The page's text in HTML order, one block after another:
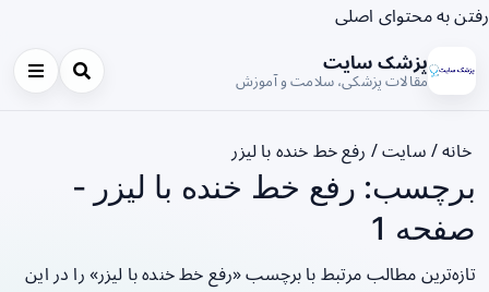
رفتن به محتوای اصلی
پزشک سایت
مقالات پزشکی، سلامت و آموزش
خانه/ سایت/ رفع خط خنده با لیزر
برچسب: رفع خط خنده با لیزر -
صفحه 1
تازه‌ترین مطالب مرتبط با برچسب «رفع خط خنده با لیزر» را در این